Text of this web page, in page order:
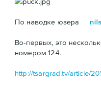
По наводке юзера
Во-первых, это
номером 124.
http://tsargrad.tv/article/